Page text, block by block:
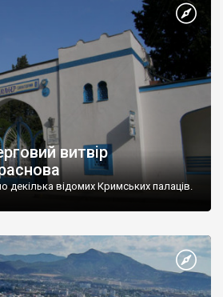
витвір
декілька відомих Кримських палаців.